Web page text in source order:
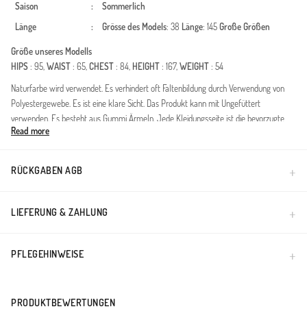
Saison
:
Sommerlich
Länge
: Grösse des Models: 38 Länge: 145Große Größen
Größe unseres Modells
HIPS: 95,WAIST: 65,CHEST: 84, HEIGHT: 167,WEIGHT: 54
Naturfarbe wird verwendet. Es verhindert oft Faltenbildung durch Verwendung von
Polyestergewebe. Es ist eine klare Sicht. Das Produkt kann mit Ungefüttert
verwenden. Es besteht aus Gummi Ärmeln. Jede Kleidungsseite ist die bevorzugte
Nullkragenform. Entwickelt für den Sommer. Große Größen Option ist verfügbar.
beden: 38-40-42-44-46-48-50
Read more
RÜCKGABEN AGB
LIEFERUNG & ZAHLUNG
PFLEGEHINWEISE
PRODUKTBEWERTUNGEN